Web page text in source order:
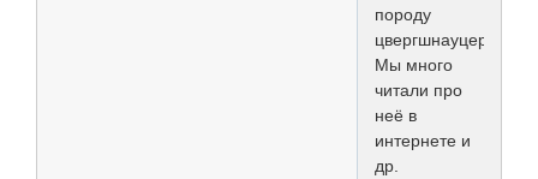
породу
цвергшнауцер.
Мы много
читали про
неё в
интернете и
др.